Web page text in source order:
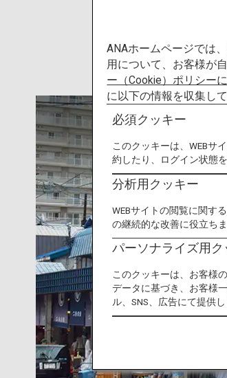
ANAホームページでは
用について、お客様が
ー（Cookie）ポリシー
に以下の情報を収集して
必須クッキー
このクッキーは、WEBサ
約したり、ログイン状態
分析用クッキー
WEBサイトの閲覧に関す
の継続的な改善に役立ちま
パーソナライズ用ク
このクッキーは、お客様
データに基づき、お客様
ル、SNS、広告にて提供し